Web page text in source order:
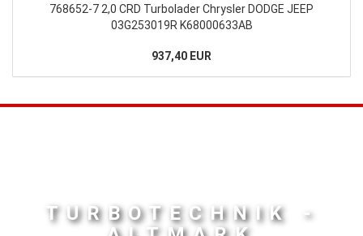
768652-7 2,0 CRD Turbolader Chrysler DODGE JEEP
03G253019R K68000633AB
937,40 EUR
TURBOTECHNIK -